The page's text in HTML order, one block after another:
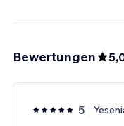
Bewertungen
5